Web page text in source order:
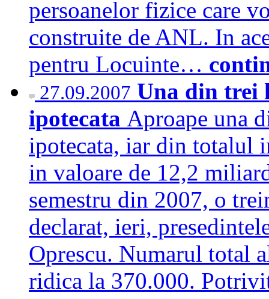
persoanelor fizice care
construite de ANL. In
pentru Locuinte…
27.09.2007 Una din trei
ipotecata Aproape una
ipotecata, iar din totalul
in valoare de 12,2
semestru din 2007, o
declarat, ieri,
Oprescu. Numarul total
ridica la 370.000.